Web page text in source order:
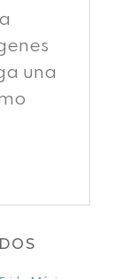
una